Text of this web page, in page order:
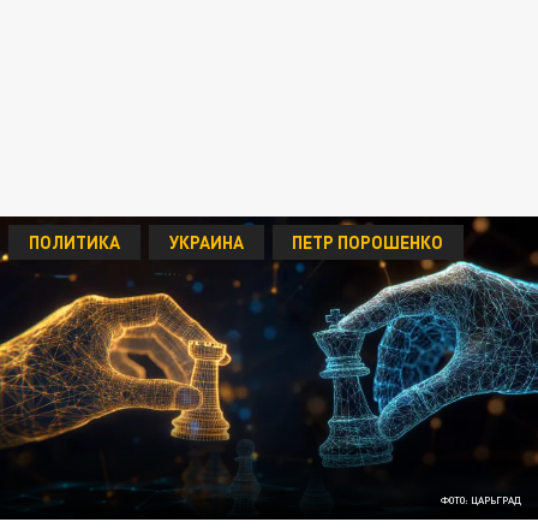
ФОТО: ЦАРЬГРАД
ПОЛИТИКА УКРАИНА ПЕТР ПОРОШЕНКО